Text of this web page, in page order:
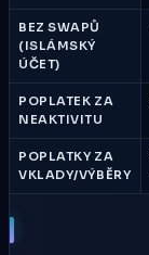
BEZ SWAPŮ
(ISLÁMSKÝ
ÚČET)
POPLATEK ZA
NEAKTIVITU
POPLATKY ZA
VKLADY/VÝBĚRY